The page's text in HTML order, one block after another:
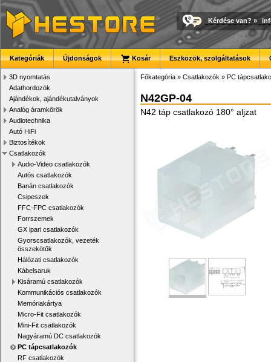
Kérdése van? »
Kategóriák Újdonságok Kosár Eszközök, szolgáltatások
3D nyomtatás
Adathordozók
Ajándékok, ajándékutalványok
Analóg áramkörök
Audiotechnika
Autó HiFi
Biztosítékok
Csatlakozók
Audio-Video csatlakozók
Autós csatlakozók
Banán csatlakozók
Csipeszek
FFC-FPC csatlakozók
Forrszemek
GX ipari csatlakozók
Gyorscsatlakozók, vezeték
összekötők
Hálózati csatlakozók
Kábelsaruk
Kisáramú csatlakozók
Kommunikációs csatlakozók
Memóriakártya
Micro-Fit csatlakozók
Mini-Fit csatlakozók
Nagyáramú DC csatlakozók
PC tápcsatlakozók
RF csatlakozók
Főkategória » Csatlakozók » PC
N42GP-04
N42 táp csatlakozó 180° aljzat